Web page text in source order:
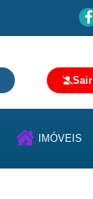
Sair
IMÓVEIS